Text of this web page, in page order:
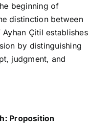
beginning of
distinction between
Çitil establishes
by distinguishing
judgment, and
Proposition